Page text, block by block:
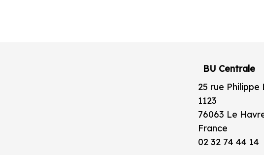
BU Centrale
25 rue Philippe
1123
76063 Le
France
02 32 74 44 14